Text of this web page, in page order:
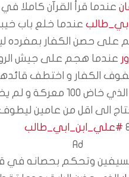
عندما قرأ القرآن كاملا
عندما خلع باب
على حصن الكفار بمفرده
عندما هجم على جيش
الكفار و اختطف
الذي خاض 100 معركة و لم يخسر اي واحدة
الى اقل من عامين
#علي_ابن_ابي_طالب
Ad